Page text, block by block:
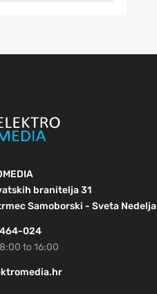
branitelja 31
Samoborski - Sveta Nedelja
024
to 16:00